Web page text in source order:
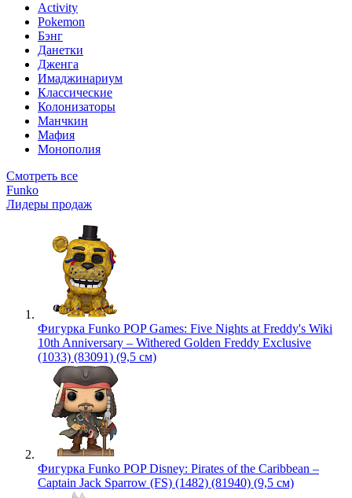
Activity
Pokemon
Бэнг
Данетки
Дженга
Имаджинариум
Классические
Колонизаторы
Манчкин
Мафия
Монополия
Смотреть все
Funko
Лидеры продаж
Фигурка Funko POP Games: Five Nights at Freddy's Wiki
10th Anniversary – Withered Golden Freddy Exclusive
(1033) (83091) (9,5 см)
Фигурка Funko POP Disney: Pirates of the Caribbean –
Captain Jack Sparrow (FS) (1482) (81940) (9,5 см)